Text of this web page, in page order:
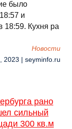
было
и
18:59. Кухня ра
Новости
2023 | seyminfo.ru
рано
сильный
300 кв.м